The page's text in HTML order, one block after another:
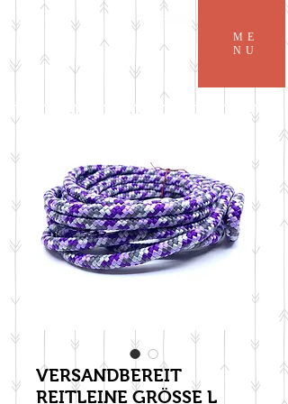
ME
NU
VERSANDBEREIT
REITLEINE GRÖSSE L